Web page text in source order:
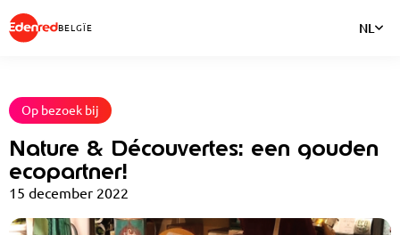
BELGÏE NL
Op bezoek bij
Nature & Découvertes: een gouden
ecopartner!
15 december 2022